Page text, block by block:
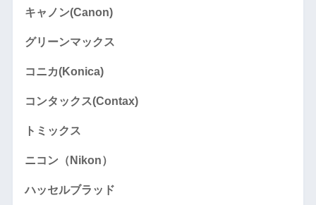
キャノン(Canon)
グリーンマックス
コニカ(Konica)
コンタックス(Contax)
トミックス
ニコン（Nikon）
ハッセルブラッド